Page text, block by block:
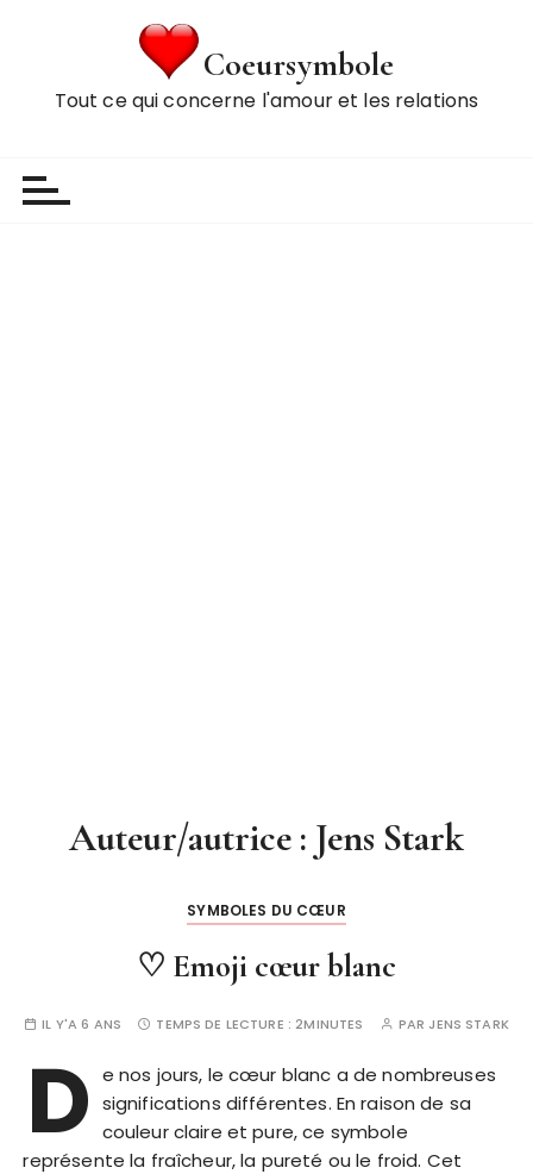
Coeursymbole
Tout ce qui concerne l'amour et les relations
Auteur/autrice : Jens Stark
SYMBOLES DU CŒUR
♡ Emoji cœur blanc
IL Y'A 6 ANS TEMPS DE LECTURE :2MINUTES PAR JENS STARK
D e nos jours, le cœur blanc a de nombreuses
significations différentes. En raison de sa
couleur claire et pure, ce symbole
représente la fraîcheur, la pureté ou le froid. Cet